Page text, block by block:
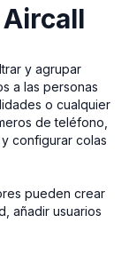
y agrupar
a las personas
o cualquier
de teléfono,
configurar colas
pueden crear
añadir usuarios